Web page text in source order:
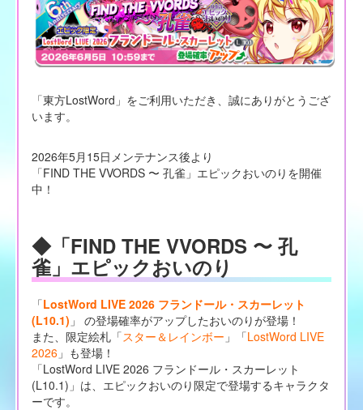
「東方LostWord」をご利用いただき、誠にありがとうござ
います。
2026年5月15日メンテナンス後より
「FIND THE VVORDS 〜 孔雀」エピックおいのりを開催
中！
◆「FIND THE VVORDS 〜 孔
雀」エピックおいのり
「LostWord LIVE 2026 フランドール・スカーレット
(L10.1) 」 の登場確率がアップしたおいのりが登場！
また、限定絵札「スター＆レインボー 」「LostWord LIVE
2026」も登場！
「LostWord LIVE 2026 フランドール・スカーレット
(L10.1)」は、エピックおいのり限定で登場するキャラクタ
ーです。